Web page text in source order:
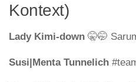
Kontext)
Lady Kimi-down 🤫🤭
Susi|Menta Tunnelich